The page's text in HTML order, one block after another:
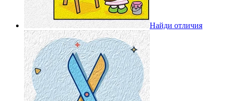
Найди отличия